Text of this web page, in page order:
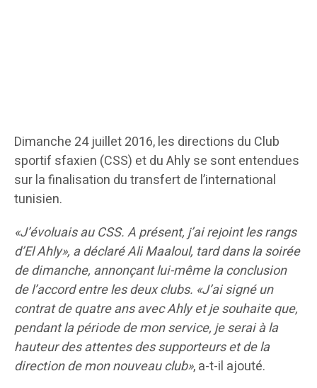
Dimanche 24 juillet 2016, les directions du Club
sportif sfaxien (CSS) et du Ahly se sont entendues
sur la finalisation du transfert de l’international
tunisien.
«J’évoluais au CSS. A présent, j’ai rejoint les rangs
d’El Ahly», a déclaré Ali Maaloul, tard dans la soirée
de dimanche, annonçant lui-même la conclusion
de l’accord entre les deux clubs. «J’ai signé un
contrat de quatre ans avec Ahly et je souhaite que,
pendant la période de mon service, je serai à la
hauteur des attentes des supporteurs et de la
direction de mon nouveau club», a-t-il ajouté.